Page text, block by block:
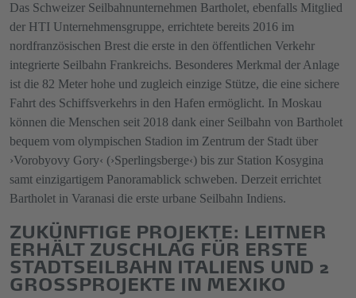
Das Schweizer Seilbahnunternehmen Bartholet, ebenfalls Mitglied
der HTI Unternehmensgruppe, errichtete bereits 2016 im
nordfranzösischen Brest die erste in den öffentlichen Verkehr
integrierte Seilbahn Frankreichs. Besonderes Merkmal der Anlage
ist die 82 Meter hohe und zugleich einzige Stütze, die eine sichere
Fahrt des Schiffsverkehrs in den Hafen ermöglicht. In Moskau
können die Menschen seit 2018 dank einer Seilbahn von Bartholet
bequem vom olympischen Stadion im Zentrum der Stadt über
›Vorobyovy Gory‹ (›Sperlingsberge‹) bis zur Station Kosygina
samt einzigartigem Panoramablick schweben. Derzeit errichtet
Bartholet in Varanasi die erste urbane Seilbahn Indiens.
ZUKÜNFTIGE PROJEKTE: LEITNER
ERHÄLT ZUSCHLAG FÜR ERSTE
STADTSEILBAHN ITALIENS UND 2
GROSSPROJEKTE IN MEXIKO